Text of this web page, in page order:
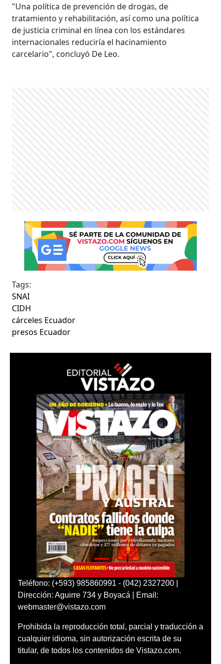
"Una política de prevención de drogas, de
tratamiento y rehabilitación, así como una política
de justicia criminal en línea con los estándares
internacionales reduciría el hacinamiento
carcelario", concluyó De Leo.
Tags:
SNAI
CIDH
cárceles Ecuador
presos Ecuador
Teléfono: (+593) 985860991 - (042) 2327200 |
Dirección: Aguirre 734 y Boyacá | Email:
webmaster@vistazo.com
Prohibida la reproducción total, parcial y traducción a
cualquier idioma, sin autorización escrita de su
titular, de todos los contenidos de Vistazo.com.